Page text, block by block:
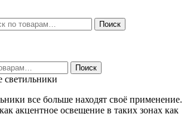
Поиск
Поиск
светильники
все больше находят своё применение.
акцентное освещение в таких зонах как